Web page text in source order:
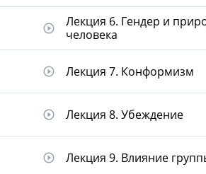
play_circle_outline
Лекция 6. Гендер и
человека
play_circle_outline Лекция 7. Конформизм
play_circle_outline Лекция 8. Убеждение
play_circle_outline Лекция 9. Влияние